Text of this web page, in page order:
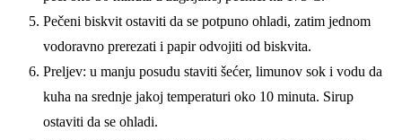
Pečeni biskvit ostaviti da se potpuno ohladi, zatim jednom
vodoravno prerezati i papir odvojiti od biskvita.
Preljev: u manju posudu staviti šećer, limunov sok i vodu da
kuha na srednje jakoj temperaturi oko 10 minuta. Sirup
ostaviti da se ohladi.